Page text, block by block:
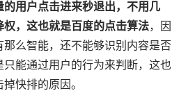
用户点击进来秒退出，不用几
权，这也就是百度的点击算法，因
么智能，还不能够识别内容是否
只能通过用户的行为来判断，这也
快排的原因。